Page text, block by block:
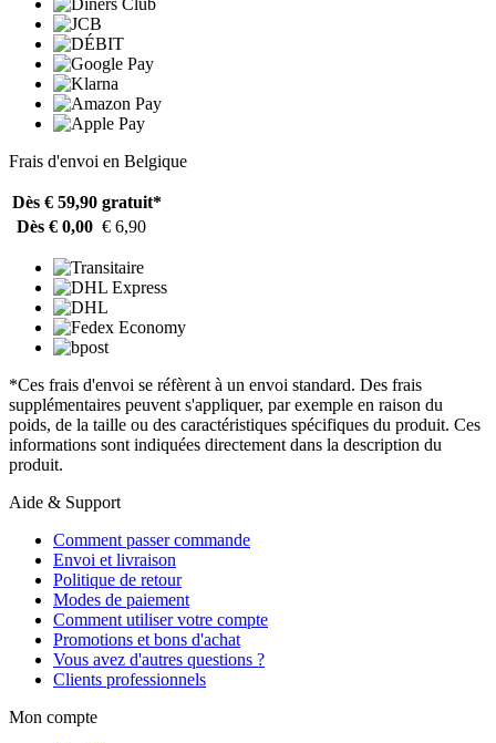
Frais d'envoi en Belgique
Dès € 59,90 gratuit*
Dès € 0,00 € 6,90
*Ces frais d'envoi se réfèrent à un envoi standard. Des frais
supplémentaires peuvent s'appliquer, par exemple en raison du
poids, de la taille ou des caractéristiques spécifiques du produit. Ces
informations sont indiquées directement dans la description du
produit.
Aide & Support
Comment passer commande
Envoi et livraison
Politique de retour
Modes de paiement
Comment utiliser votre compte
Promotions et bons d'achat
Vous avez d'autres questions ?
Clients professionnels
Mon compte